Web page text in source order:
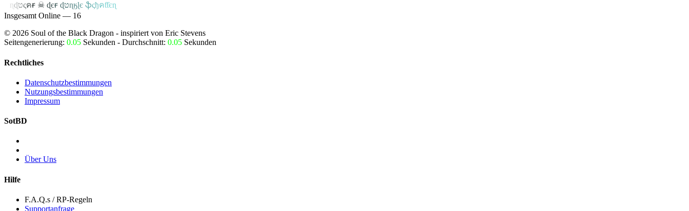
ɳɖטςคꞧ ☠ ɖєꞧ ɖטɳӄɭє ֆςђคƭƭєɳ
Insgesamt Online — 16
© 2026 Soul of the Black Dragon - inspiriert von Eric Stevens
Seitengenerierung: 0.05 Sekunden - Durchschnitt: 0.05 Sekunden
Rechtliches
Datenschutzbestimmungen
Nutzungsbestimmungen
Impressum
SotBD
Über Uns
Hilfe
F.A.Q.s / RP-Regeln
Supportanfrage